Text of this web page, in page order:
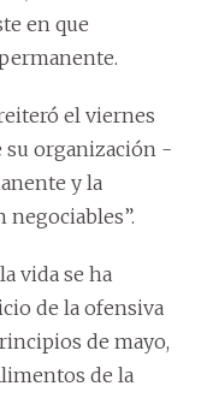
en que
el viernes
su organización -
y la
vida se ha
de la ofensiva
de mayo,
de la